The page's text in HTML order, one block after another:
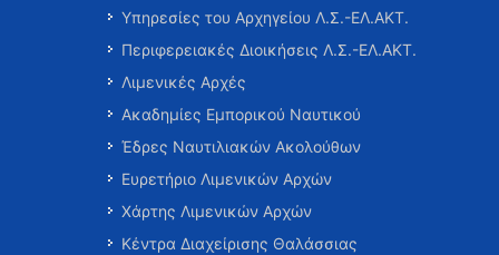
Υπηρεσίες του Αρχηγείου Λ.Σ.-ΕΛ.ΑΚΤ.
Περιφερειακές Διοικήσεις Λ.Σ.-ΕΛ.ΑΚΤ.
Λιμενικές Αρχές
Ακαδημίες Εμπορικού Ναυτικού
Έδρες Ναυτιλιακών Ακολούθων
Ευρετήριο Λιμενικών Αρχών
Χάρτης Λιμενικών Αρχών
Κέντρα Διαχείρισης Θαλάσσιας